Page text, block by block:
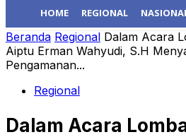
HOME REGIONAL
Beranda Regional Dalam Acara
Aiptu Erman Wahyudi, S.H
Pengamanan...
Regional
Dalam Acara